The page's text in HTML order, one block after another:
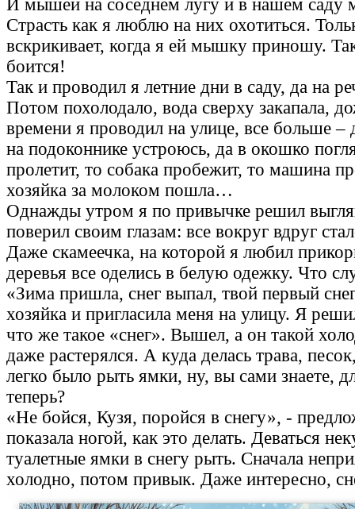
И мышей на соседнем лугу и в нашем саду
Страсть как я люблю на них охотиться.
вскрикивает, когда я ей мышку приношу.
боится!
Так и проводил я летние дни в саду, да на
Потом похолодало, вода сверху закапала,
времени я проводил на улице, все больше –
на подоконнике устроюсь, да в окошко
пролетит, то собака пробежит, то машина
хозяйка за молоком пошла…
Однажды утром я по привычке решил
поверил своим глазам: все вокруг вдруг
Даже скамеечка, на которой я любил
деревья все оделись в белую одежку. Что
«Зима пришла, снег выпал, твой первый
хозяйка и пригласила меня на улицу. Я
что же такое «снег». Вышел, а он такой
даже растерялся. А куда делась трава,
легко было рыть ямки, ну, вы сами знаете,
теперь?
«Не бойся, Кузя, поройся в снегу», -
показала ногой, как это делать. Деваться
туалетные ямки в снегу рыть. Сначала
холодно, потом привык. Даже интересно,